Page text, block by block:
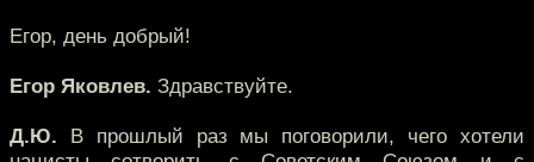
Егор, день добрый!
Егор Яковлев. Здравствуйте.
Д.Ю. В прошлый раз мы поговорили, чего хотели